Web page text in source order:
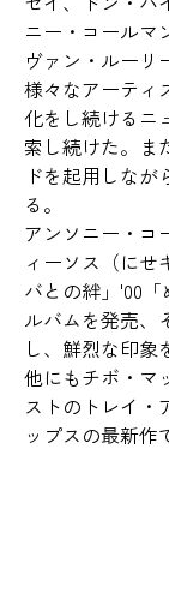
ニー・コールマ
ヴァン・ルーリ
様々なアーティ
化をし続けるニ
索し続けた。ま
ドを起用しな
る。
アンソニー・コ
ィーソス（にせ
バとの絆」'00
ルバムを発売、
し、鮮烈な印象
他にもチボ・マ
ストのトレイ・
ップスの最新作